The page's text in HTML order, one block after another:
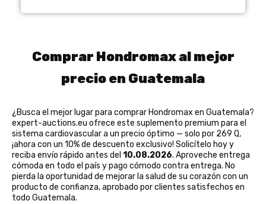
Comprar Hondromax al mejor
precio en Guatemala
¿Busca el mejor lugar para comprar Hondromax en Guatemala?
expert-auctions.eu ofrece este suplemento premium para el
sistema cardiovascular a un precio óptimo — solo por 269 Q,
¡ahora con un 10% de descuento exclusivo! Solicítelo hoy y
reciba envío rápido antes del 10.08.2026. Aproveche entrega
cómoda en todo el país y pago cómodo contra entrega. No
pierda la oportunidad de mejorar la salud de su corazón con un
producto de confianza, aprobado por clientes satisfechos en
todo Guatemala.